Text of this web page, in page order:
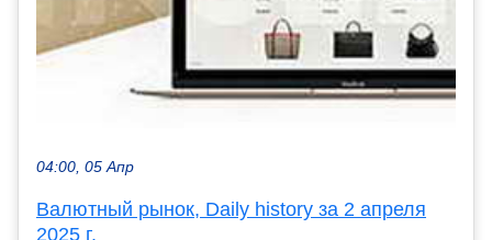
04:00, 05 Апр
Валютный рынок, Daily history за 2 апреля
2025 г.